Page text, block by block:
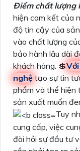
Điểm chất lượng
hiện cam kết của
độ tin cậy của
vào chất lượng
bảo hành lâu dài
khách hàng. 💲
nghệ tạo sự tin
phẩm và thể hiện
sản xuất muốn
Tuy
cung cấp, việc
đòi hỏi sự đầu tư